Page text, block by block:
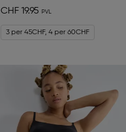
CHF 19.95
3 per 45CHF, 4 per 60CHF